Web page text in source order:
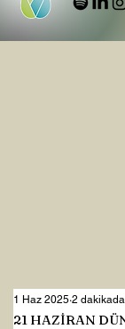
21 HAZİRAN
1 Haz 2025 2